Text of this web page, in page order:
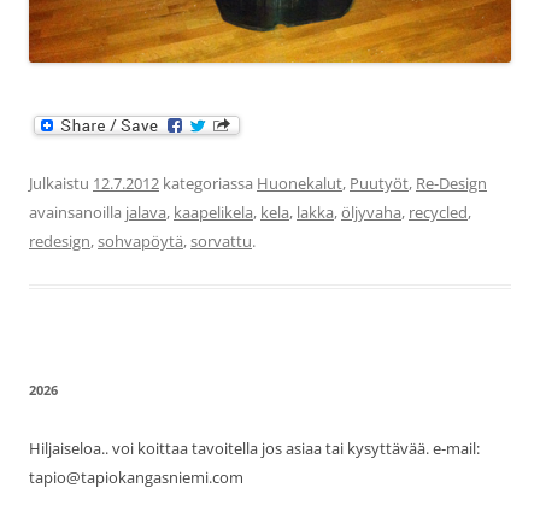
Julkaistu 12.7.2012 kategoriassa Huonekalut, Puutyöt, Re-Design
avainsanoilla jalava, kaapelikela, kela, lakka,öljyvaha, recycled,
redesign,sohvapöytä,sorvattu.
2026
Hiljaiseloa.. voi koittaa tavoitella jos asiaa tai kysyttävää. e-mail:
tapio@tapiokangasniemi.com